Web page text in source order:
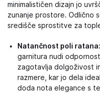
minimalističen dizajn jo
zunanje prostore. Odlično
središče sprostitve za
Natančnost poli ratana:
garnitura nudi
zagotavlja dolgoživost
razmere, kar jo dela
doda nota elegance s